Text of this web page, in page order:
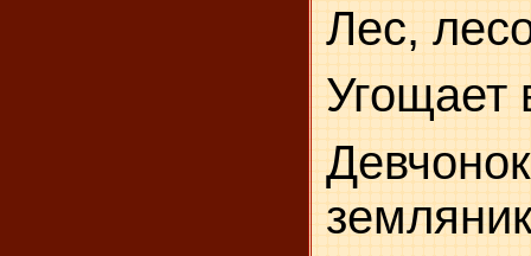
Лес,
Угощает